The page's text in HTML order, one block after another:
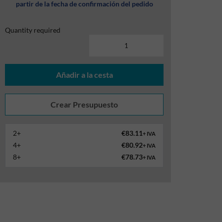
partir de la fecha de confirmación del pedido
Quantity required
Añadir a la cesta
2+ €83.11+ IVA
4+ €80.92+ IVA
8+ €78.73+ IVA